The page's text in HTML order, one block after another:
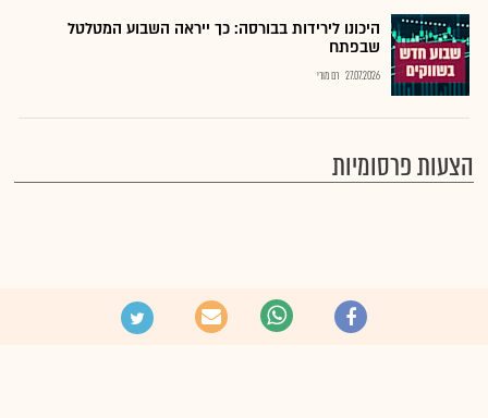
היכונו לירידות בבורסה: כך ייראה השבוע המטלטל
שבפתח
27.07.2026 רם מורי
הצעות פרסומיות